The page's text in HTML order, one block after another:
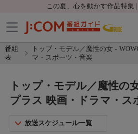
この夏、心を動かす作品特集
番組
表
トップ・モデル／魔性の女 -
マ・スポーツ・音楽
トップ・モデル／魔性の
プラス 映画・ドラマ・ス
放送スケジュール一覧